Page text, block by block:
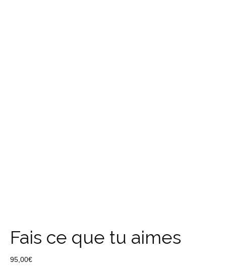
Fais ce que tu aimes
95,00€